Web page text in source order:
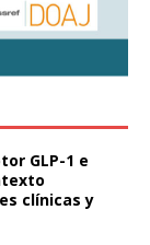
GLP-1 e
clínicas y